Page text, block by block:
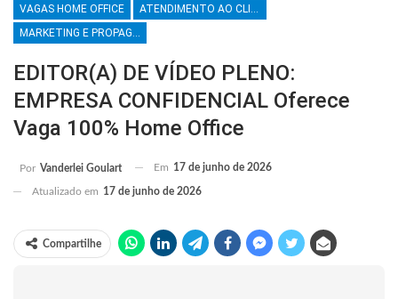
VAGAS HOME OFFICE
ATENDIMENTO AO CLIENTE
MARKETING E PROPAGANDA
EDITOR(A) DE VÍDEO PLENO:
EMPRESA CONFIDENCIAL Oferece
Vaga 100% Home Office
Por Vanderlei Goulart Em 17 de junho de 2026
Atualizado em 17 de junho de 2026
Compartilhe